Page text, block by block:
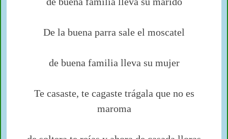
De la buena parra sale el moscatel
de buena familia lleva su mujer
Te casaste, te cagaste trágala que no es
maroma